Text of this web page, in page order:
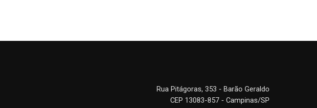
Rua Pitágoras, 353 - Barão Geraldo
CEP 13083-857 - Campinas/SP